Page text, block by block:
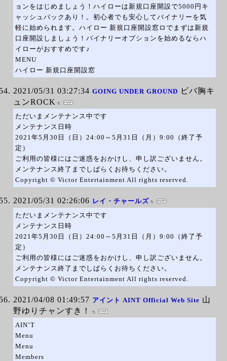
ョンをはじめましょう！ハイローは新規口座開設で5000円キ
ャッシュバックあり！。初心者でも安心してバイナリーを気
軽に始められます。ハイロー 新規口座開設窓ロでまずは新規
口座開設しましょう！バイナリーオプションを始めるならハ
イローがおすすめです♪
MENU
ハイロー 新規口座開設窓
2021/05/31 03:27:34 GOING UNDER GROUND ビバ胸キ
ュンROCK
ただいまメンテナンス中です
メンテナンス日時
2021年5月30日（日）24:00～5月31日（月）9:00（終了予
定）
ご利用の皆様にはご迷惑をおかけし、申し訳ございません。
メンテナンス終了までしばらくお待ちください。
Copyright © Victor Entertainment All rights reserved.
2021/05/31 02:26:06 レイ・チャールズ
ただいまメンテナンス中です
メンテナンス日時
2021年5月30日（日）24:00～5月31日（月）9:00（終了予
定）
ご利用の皆様にはご迷惑をおかけし、申し訳ございません。
メンテナンス終了までしばらくお待ちください。
Copyright © Victor Entertainment All rights reserved.
2021/04/08 01:49:57 アイント AINT Official Web Site 山
野ゆりチャンすき！
AIN’T
Menu
Menu
Members